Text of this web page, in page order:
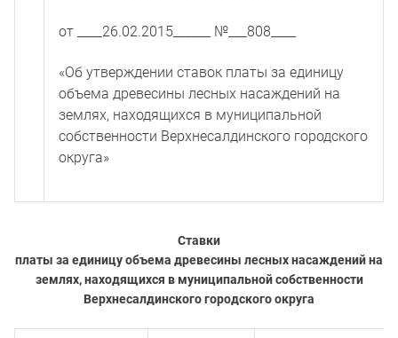
от ____ 26.02.2015 ______ №___ 808
«Об утверждении ставок платы за единицу
объема древесины лесных насаждений на
землях, находящихся в муниципальной
собственности Верхнесалдинского городского
округа»
Ставки
платы за единицу объема древесины лесных насаждений на
землях, находящихся в муниципальной собственности
Верхнесалдинского городского округа